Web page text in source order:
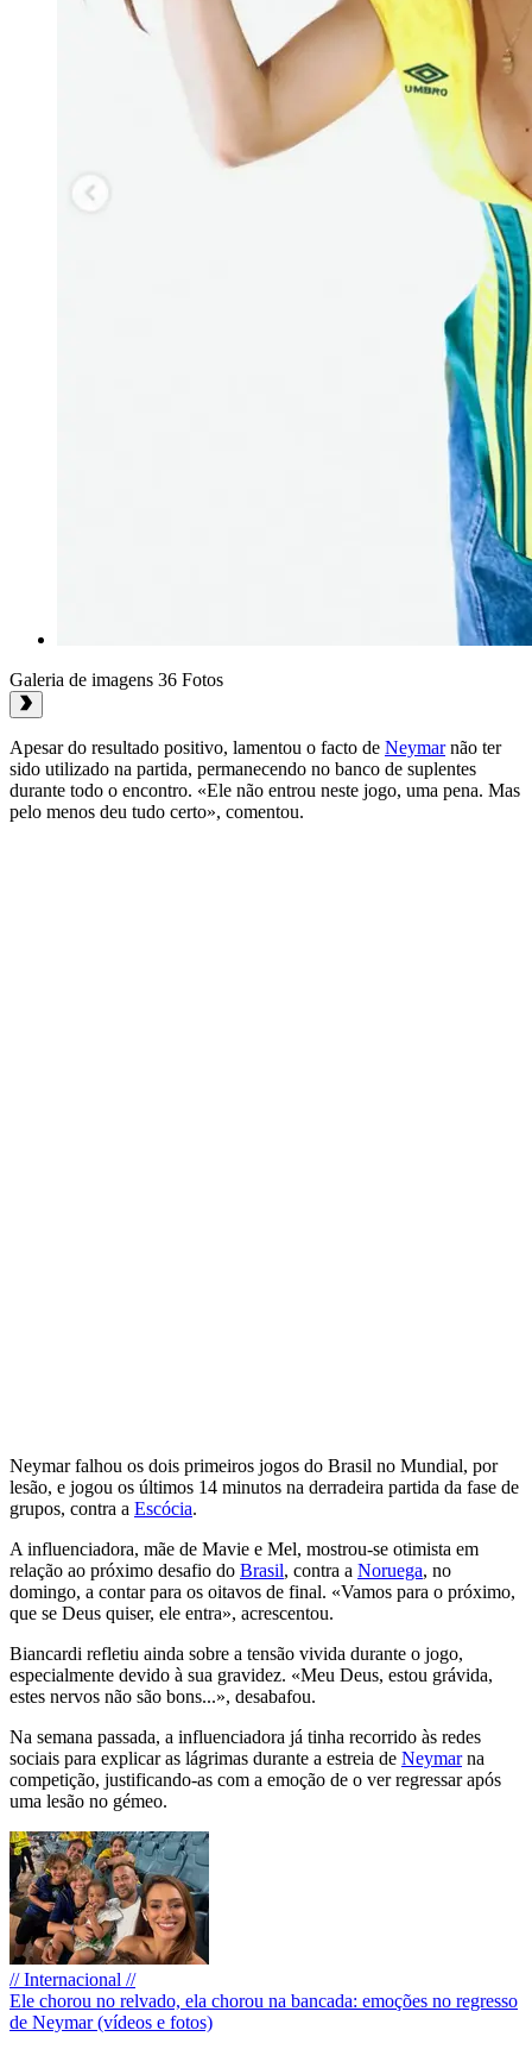
Galeria de imagens 36 Fotos
Apesar do resultado positivo, lamentou o facto de Neymarnão ter
sido utilizado na partida, permanecendo no banco de suplentes
durante todo o encontro. «Ele não entrou neste jogo, uma pena. Mas
pelo menos deu tudo certo», comentou.
Neymar falhou os dois primeiros jogos do Brasil no Mundial, por
lesão, e jogou os últimos 14 minutos na derradeira partida da fase de
grupos, contra a Escócia.
A influenciadora, mãe de Mavie e Mel, mostrou-se otimista em
relação ao próximo desafio do Brasil, contra a Noruega, no
domingo, a contar para os oitavos de final. «Vamos para o próximo,
que se Deus quiser, ele entra», acrescentou.
Biancardi refletiu ainda sobre a tensão vivida durante o jogo,
especialmente devido à sua gravidez. «Meu Deus, estou grávida,
estes nervos não são bons...», desabafou.
Na semana passada, a influenciadora já tinha recorrido às redes
sociais para explicar as lágrimas durante a estreia de Neymarna
competição, justificando-as com a emoção de o ver regressar após
uma lesão no gémeo.
// Internacional //
Ele chorou no relvado, ela chorou na bancada: emoções no regresso
de Neymar (vídeos e fotos)